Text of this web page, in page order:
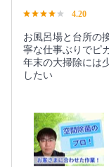
4.20
お風呂場と台所の
寧な仕事ぶりでピ
年末の大掃除には
したい